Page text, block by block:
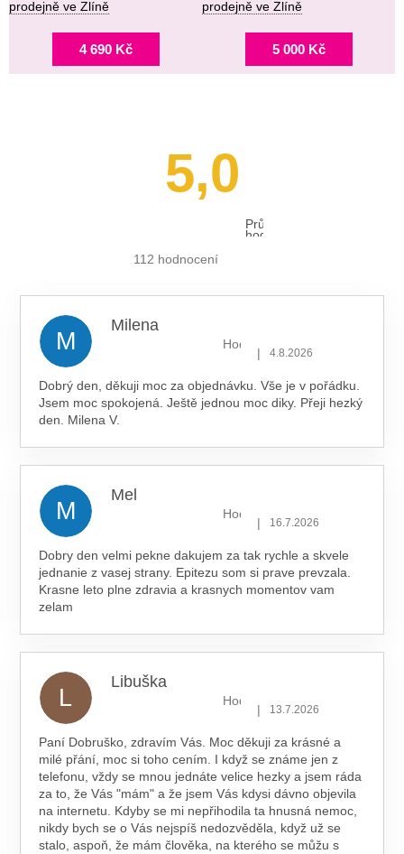
prodejně ve Zlíně
4 690 Kč
prodejně ve Zlíně
5 000 Kč
5,0
Průměrné
hodnocení
112 hodnocení
M
Milena
Hodnocení obchodu je 5 z 5
| 4.8.2026
Dobrý den, děkuji moc za objednávku. Vše je v pořádku.
Jsem moc spokojená. Ještě jednou moc diky. Přeji hezký
den. Milena V.
M
Mel
Hodnocení obchodu je 5 z 5
| 16.7.2026
Dobry den velmi pekne dakujem za tak rychle a skvele
jednanie z vasej strany. Epitezu som si prave prevzala.
Krasne leto plne zdravia a krasnych momentov vam
zelam
L
Libuška
Hodnocení obchodu je 5 z 5
| 13.7.2026
Paní Dobruško, zdravím Vás. Moc děkuji za krásné a
milé přání, moc si toho cením. I když se známe jen z
telefonu, vždy se mnou jednáte velice hezky a jsem ráda
za to, že Vás "mám" a že jsem Vás kdysi dávno objevila
na internetu. Kdyby se mi nepřihodila ta hnusná nemoc,
nikdy bych se o Vás nejspíš nedozvěděla, když už se
stalo, aspoň, že mám člověka, na kterého se můžu s